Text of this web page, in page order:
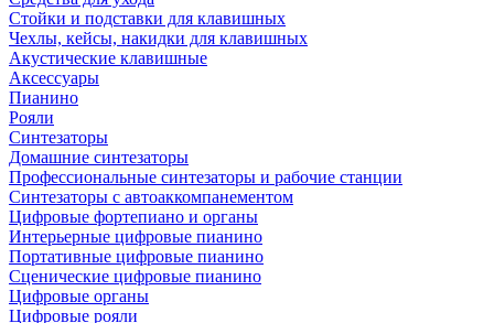
Стойки и подставки для клавишных
Чехлы, кейсы, накидки для клавишных
Акустические клавишные
Аксессуары
Пианино
Рояли
Синтезаторы
Домашние синтезаторы
Профессиональные синтезаторы и рабочие станции
Синтезаторы с автоаккомпанементом
Цифровые фортепиано и органы
Интерьерные цифровые пианино
Портативные цифровые пианино
Сценические цифровые пианино
Цифровые органы
Цифровые рояли